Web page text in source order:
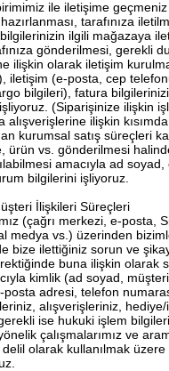
ile iletişime
tarafınıza
ilgili mağazaya
gönderilmesi, gerekli
ilişkin olarak iletişim
iletişim (e-posta, cep
bilgileri), fatura bilgilerinizi
(Siparişinize ilişkin
alışverişlerine ilişkin
kurumsal satış süreçleri
ürün vs. gönderilmesi
amacıyla ad
bilgilerini işliyoruz.
İlişkileri Süreçleri
(çağrı merkezi, e-posta,
medya vs.) üzerinden
bize ilettiğiniz sorun ve
buna ilişkin olarak
kimlik (ad soyad, müşteri
adresi, telefon
alışverişleriniz,
ise hukuki işlem
çalışmalarımız ve
olarak kullanılmak